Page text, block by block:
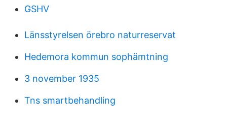
GSHV
Länsstyrelsen örebro naturreservat
Hedemora kommun sophämtning
3 november 1935
Tns smartbehandling